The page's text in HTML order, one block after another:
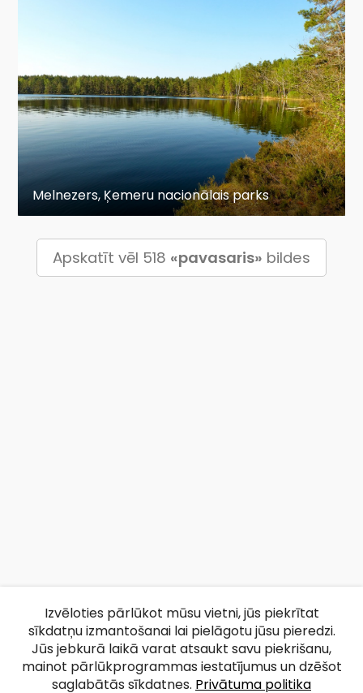
Melnezers, Ķemeru nacionālais parks
Apskatīt vēl 518 «pavasaris» bildes
Izvēloties pārlūkot mūsu vietni, jūs piekrītat
sīkdatņu izmantošanai lai pielāgotu jūsu pieredzi.
Jūs jebkurā laikā varat atsaukt savu piekrišanu,
mainot pārlūkprogrammas iestatījumus un dzēšot
saglabātās sīkdatnes. Privātuma politika